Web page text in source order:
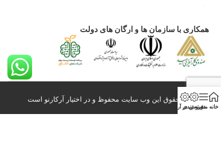
همکاری با سازمان ها و ارگان های دولت
کلیه حقوق این وب سایت محفوظ و در اختیار آرکارنو است
خانه منو
دسته بندی
فروش در آرکارنو